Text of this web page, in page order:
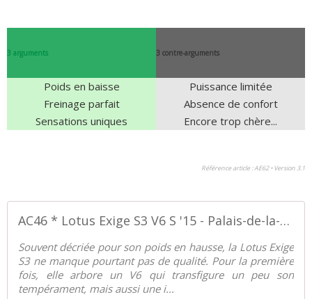
3 arguments 3 contre-arguments
Poids en baisse
Freinage parfait
Sensations uniques
Puissance limitée
Absence de confort
Encore trop chère...
Référence article : AE62 • Version 3.1
AC46 * Lotus Exige S3 V6 S '15 - Palais-de-la-Voiture.com
Souvent décriée pour son poids en hausse, la Lotus Exige
S3 ne manque pourtant pas de qualité. Pour la première
fois, elle arbore un V6 qui transfigure un peu son
tempérament, mais aussi une i...